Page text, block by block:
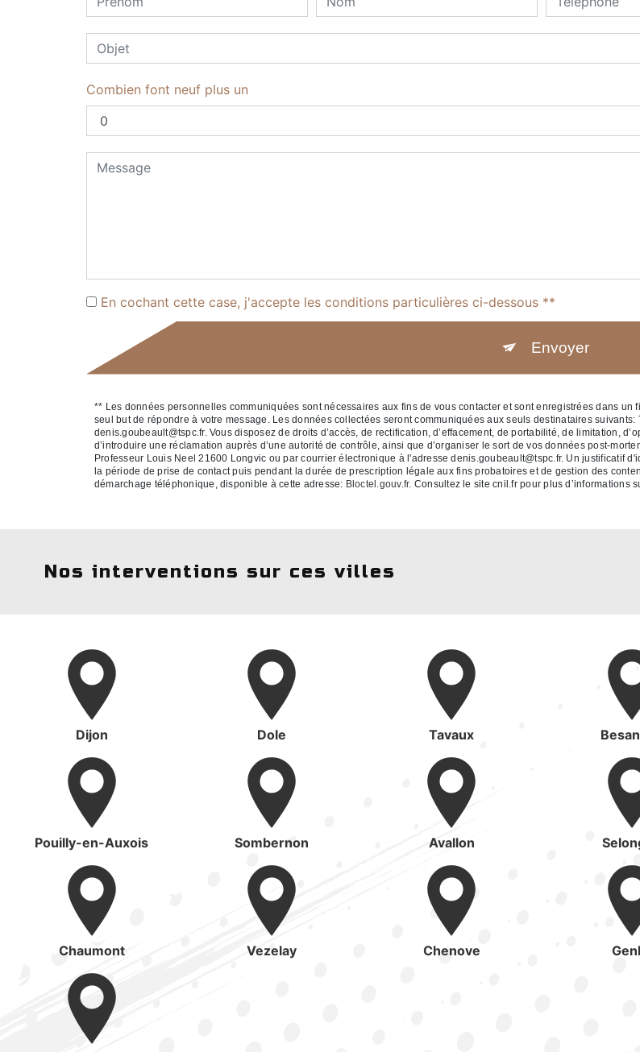
Combien font neuf plus un
En cochant cette case, j'accepte les conditions particulières ci-dessous **
Envoyer
** Les données personnelles communiquées sont nécessaires aux fins de vous contacter et sont enregistrées dans
seul but de répondre à votre message. Les données collectées seront communiquées aux seuls destinataires
denis.goubeault@tspc.fr. Vous disposez de droits d’accès, de rectification, d’effacement, de portabilité, de limitation,
d’introduire une réclamation auprès d’une autorité de contrôle, ainsi que d’organiser le sort de vos données post-
Professeur Louis Neel 21600 Longvic ou par courrier électronique à l'adresse denis.goubeault@tspc.fr. Un justificatif
la période de prise de contact puis pendant la durée de prescription légale aux fins probatoires et de gestion des
démarchage téléphonique, disponible à cette adresse: Bloctel.gouv.fr. Consultez le site cnil.fr pour plus d’informations
Nos interventions sur ces villes
Dijon Dole Tavaux
Pouilly-en-Auxois Sombernon Avallon
Chaumont Vezelay Chenove